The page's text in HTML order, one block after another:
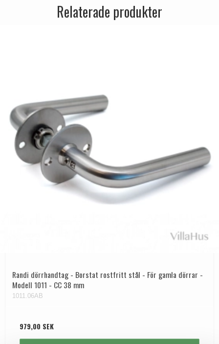
Relaterade produkter
Randi dörrhandtag - Borstat rostfritt stål - För gamla dörrar -
Modell 1011 - CC 38 mm
1011.06AB
979,00 SEK